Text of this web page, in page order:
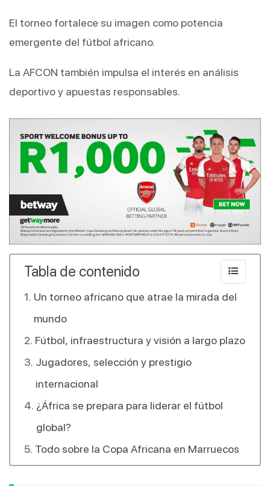
El torneo fortalece su imagen como potencia
emergente del fútbol africano.
La AFCON también impulsa el interés en análisis
deportivo y apuestas responsables.
Tabla de contenido
Un torneo africano que atrae la mirada del
mundo
Fútbol, infraestructura y visión a largo plazo
Jugadores, selección y prestigio
internacional
¿África se prepara para liderar el fútbol
global?
Todo sobre la Copa Africana en Marruecos